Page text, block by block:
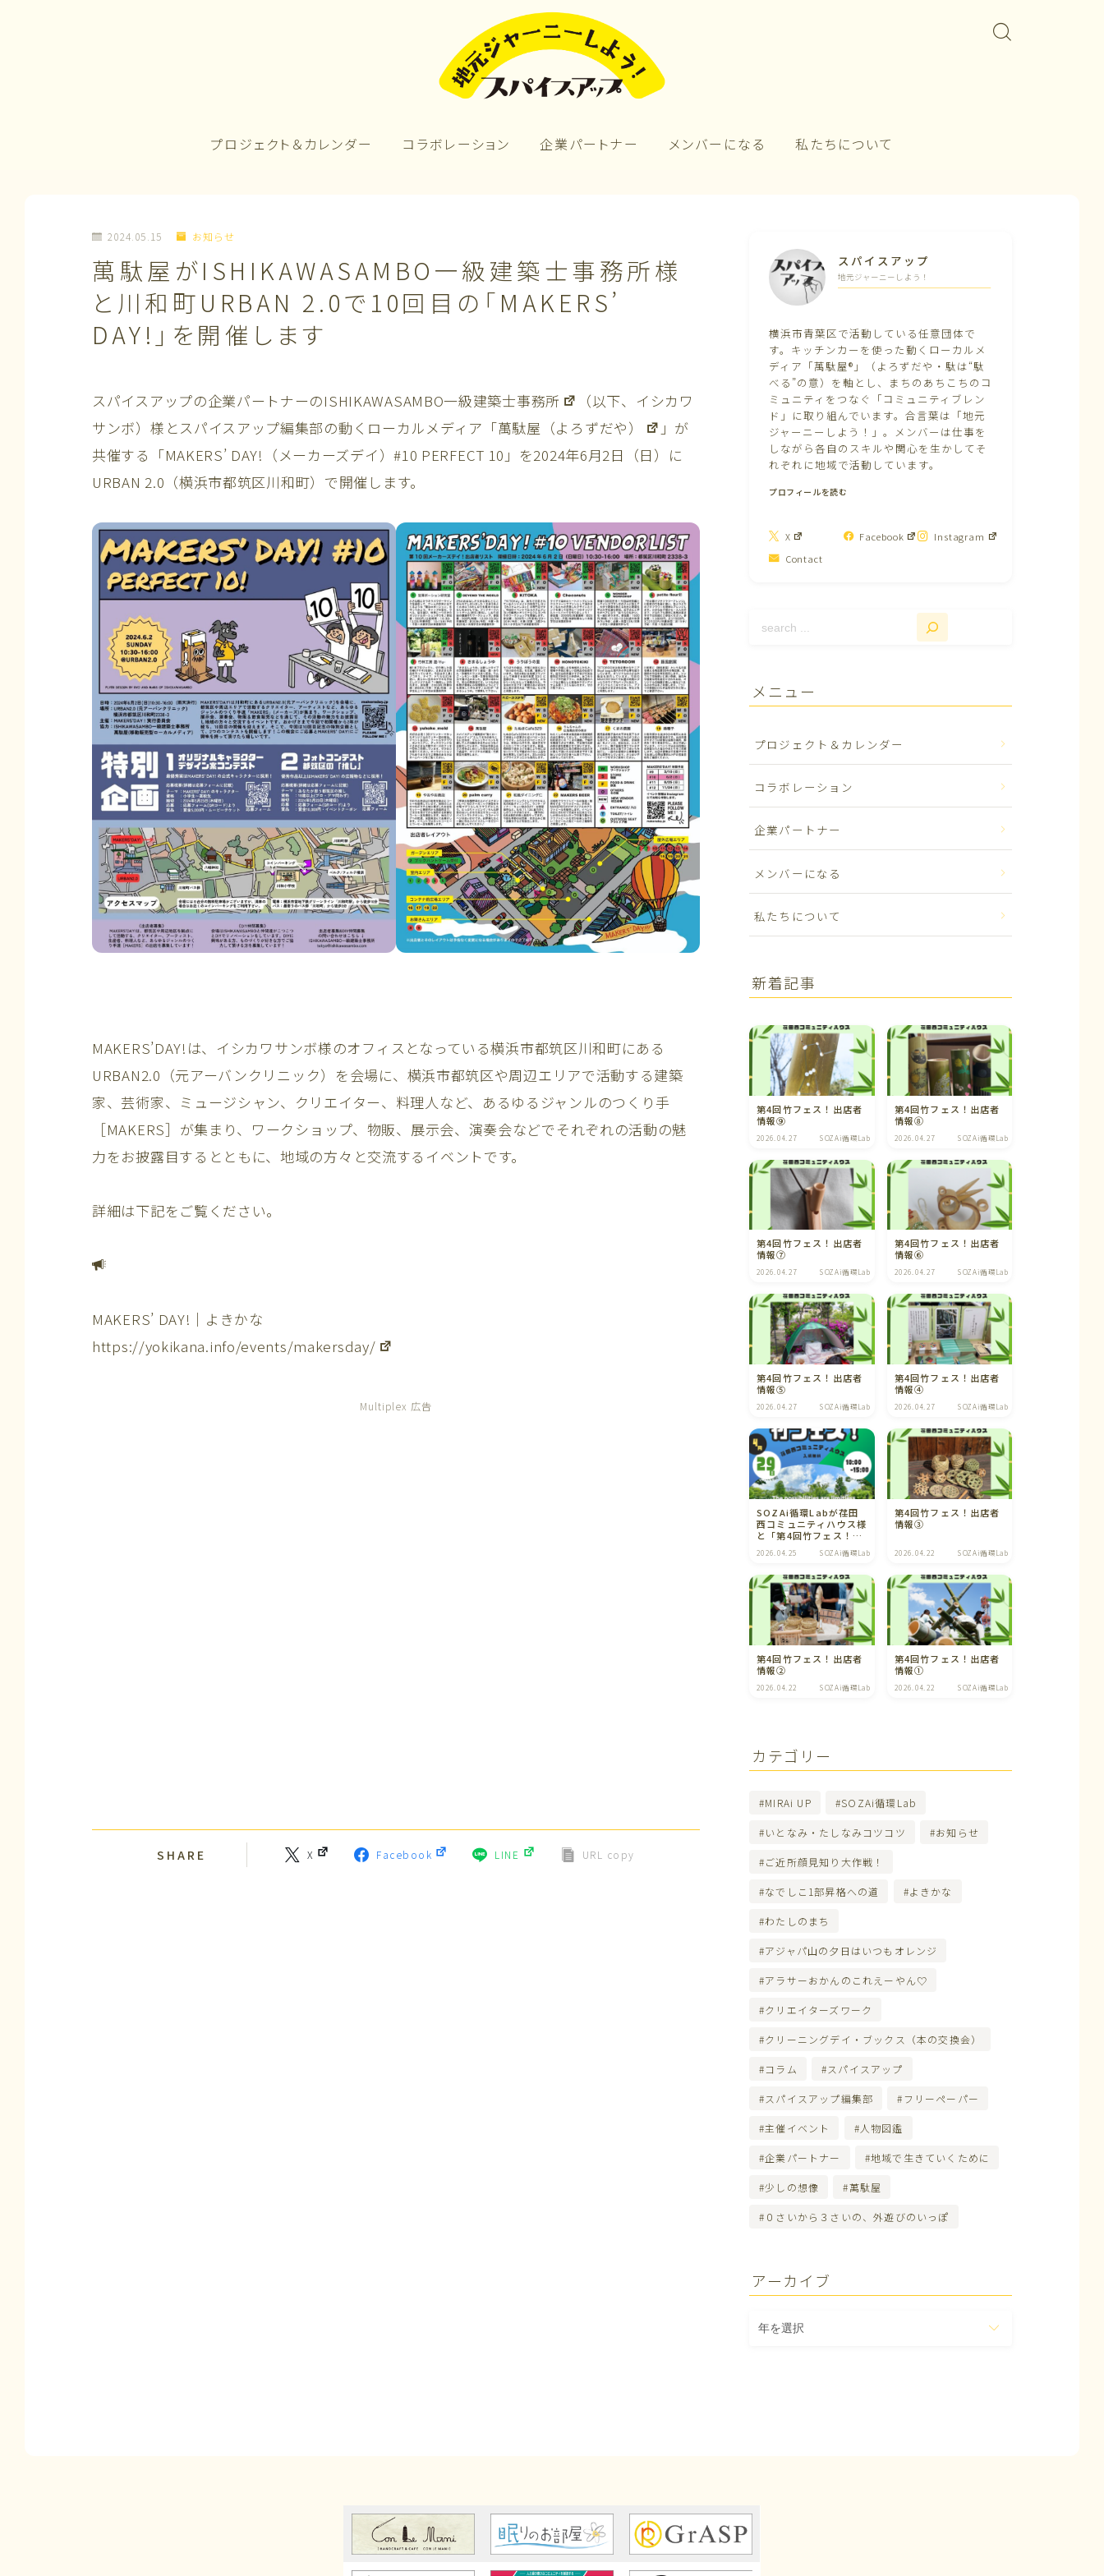
プロジェクト＆カレンダー コラボレーション 企業パートナー メンバーになる 私たちについて
2024.05.15 お知らせ
萬駄屋がISHIKAWASAMBO一級建築士事務所様
と川和町URBAN 2.0で10回目の「MAKERS’
DAY!」を開催します
スパイスアップの企業パートナーのISHIKAWASAMBO一級建築士事務所
（以下、イシカワ
サンボ）様とスパイスアップ編集部の動くローカルメディア「萬駄屋（よろずだや）
」が
共催する「MAKERS’ DAY!（メーカーズデイ）#10 PERFECT 10」を2024年6月2日（日）に
URBAN 2.0（横浜市都筑区川和町）で開催します。
MAKERS’DAY!は、イシカワサンボ様のオフィスとなっている横浜市都筑区川和町にある
URBAN2.0（元アーバンクリニック）を会場に、横浜市都筑区や周辺エリアで活動する建築
家、芸術家、ミュージシャン、クリエイター、料理人など、あるゆるジャンルのつくり手
［MAKERS］が集まり、ワークショップ、物販、展示会、演奏会などでそれぞれの活動の魅
力をお披露目するとともに、地域の方々と交流するイベントです。
詳細は下記をご覧ください。
MAKERS’ DAY!｜よきかな
https://yokikana.info/events/makersday/
Multiplex 広告
SHARE X Facebook LINE URL copy
スパイスアップ
地元ジャーニーしよう！
横浜市青葉区で活動している任意団体で
す。キッチンカーを使った動くローカルメ
ディア「萬駄屋®」（よろずだや・駄は“駄
べる”の意）を軸とし、まちのあちこちのコ
ミュニティをつなぐ「コミュニティブレン
ド」に取り組んでいます。合言葉は「地元
ジャーニーしよう！」。メンバーは仕事を
しながら各自のスキルや関心を生かしてそ
れぞれに地域で活動しています。
プロフィールを読む
X Facebook
Instagram
Contact
メニュー
プロジェクト＆カレンダー
コラボレーション
企業パートナー
メンバーになる
私たちについて
新着記事
第4回竹フェス！出店者
情報⑨
2026.04.27 SOZAi循環Lab
第4回竹フェス！出店者
情報⑧
2026.04.27 SOZAi循環Lab
第4回竹フェス！出店者
情報⑦
2026.04.27 SOZAi循環Lab
第4回竹フェス！出店者
情報⑥
2026.04.27 SOZAi循環Lab
第4回竹フェス！出店者
情報⑤
2026.04.27 SOZAi循環Lab
第4回竹フェス！出店者
情報④
2026.04.27 SOZAi循環Lab
SOZAi循環Labが荏田
西コミュニティハウス様
と「第4回竹フェス！」
2026.04.25 SOZAi循環Lab
第4回竹フェス！出店者
情報③
2026.04.22 SOZAi循環Lab
第4回竹フェス！出店者
情報②
2026.04.22 SOZAi循環Lab
第4回竹フェス！出店者
情報①
2026.04.22 SOZAi循環Lab
カテゴリー
MIRAi UP SOZAi循環Lab
いとなみ・たしなみコツコツ お知らせ
ご近所顔見知り大作戦！
なでしこ1部昇格への道 よきかな
わたしのまち
アジャパ山の夕日はいつもオレンジ
アラサーおかんのこれえーやん♡
クリエイターズワーク
クリーニングデイ・ブックス（本の交換会）
コラム スパイスアップ
スパイスアップ編集部 フリーペーパー
主催イベント 人物図鑑
企業パートナー 地域で生きていくために
少しの想像 萬駄屋
０さいから３さいの、外遊びのいっぽ
アーカイブ
ア